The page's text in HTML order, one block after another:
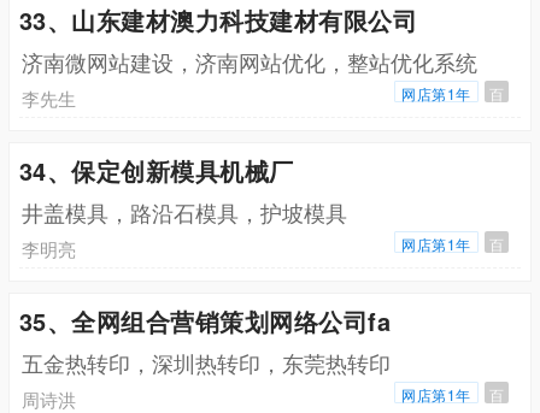
33、山东建材澳力科技建材有限公司
济南微网站建设，济南网站优化，整站优化系统
李先生 网店第1年 百
34、保定创新模具机械厂
井盖模具，路沿石模具，护坡模具
李明亮 网店第1年 百
35、全网组合营销策划网络公司fa
五金热转印，深圳热转印，东莞热转印
周诗洪 网店第1年 百